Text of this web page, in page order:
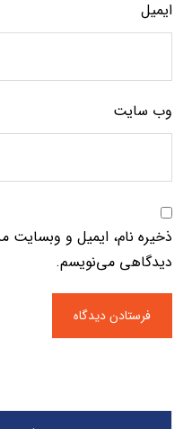
ایمیل
وب‌ سایت
ذخیره نام، ایمیل و وبسایت
دیدگاهی می‌نویسم.